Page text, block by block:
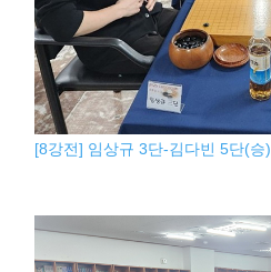
[8강전] 임상규 3단-김다빈 5단(승).